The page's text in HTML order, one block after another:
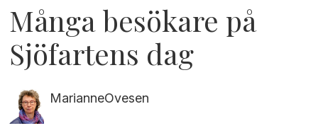
Många besökare på
Sjöfartens dag
MarianneOvesen